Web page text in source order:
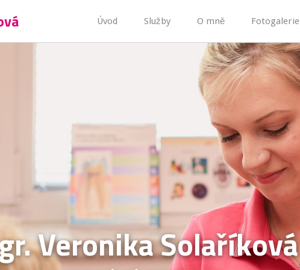
Úvod Služby O mně Fotogalerie
Veronika Solaříková